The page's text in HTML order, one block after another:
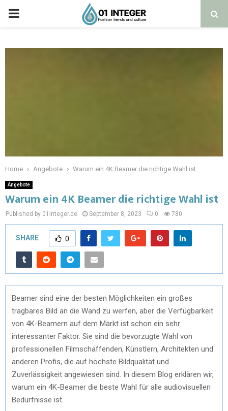
Home Angebote Warum ein 4K Beamer die richtige Wahl ist
Angebote
Warum ein 4K Beamer die richtige Wahl ist
Published by 01integer.de September 8, 2023 0 780
SHARE 0
Beamer sind eine der besten Möglichkeiten ein großes
tragbares Bild an die Wand zu werfen, aber die Verfügbarkeit
von 4K-Beamern auf dem Markt ist schon ein sehr
interessanter Faktor. Sie sind die bevorzugte Wahl von
professionellen Filmschaffenden, Künstlern, Architekten und
anderen Profis, die auf höchste Bildqualität und
Zuverlässigkeit angewiesen sind. In diesem Blog erklären wir,
warum ein 4K-Beamer die beste Wahl für alle audiovisuellen
Bedürfnisse ist.